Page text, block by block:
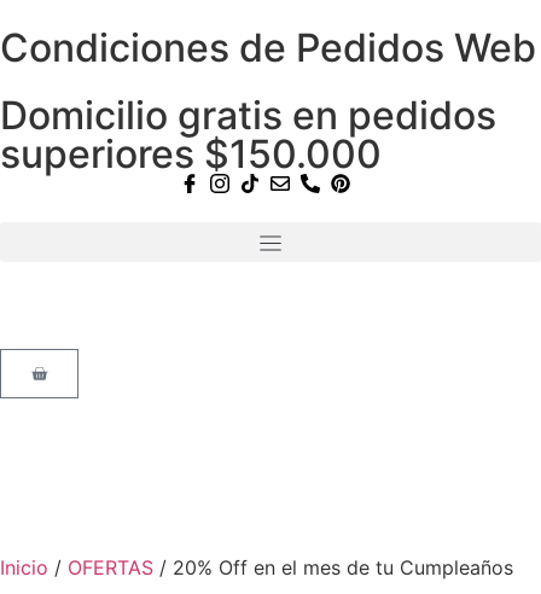
Condiciones de Pedidos Web
Domicilio gratis en pedidos
superiores $150.000
Inicio / OFERTAS / 20% Off en el mes de tu Cumpleaños